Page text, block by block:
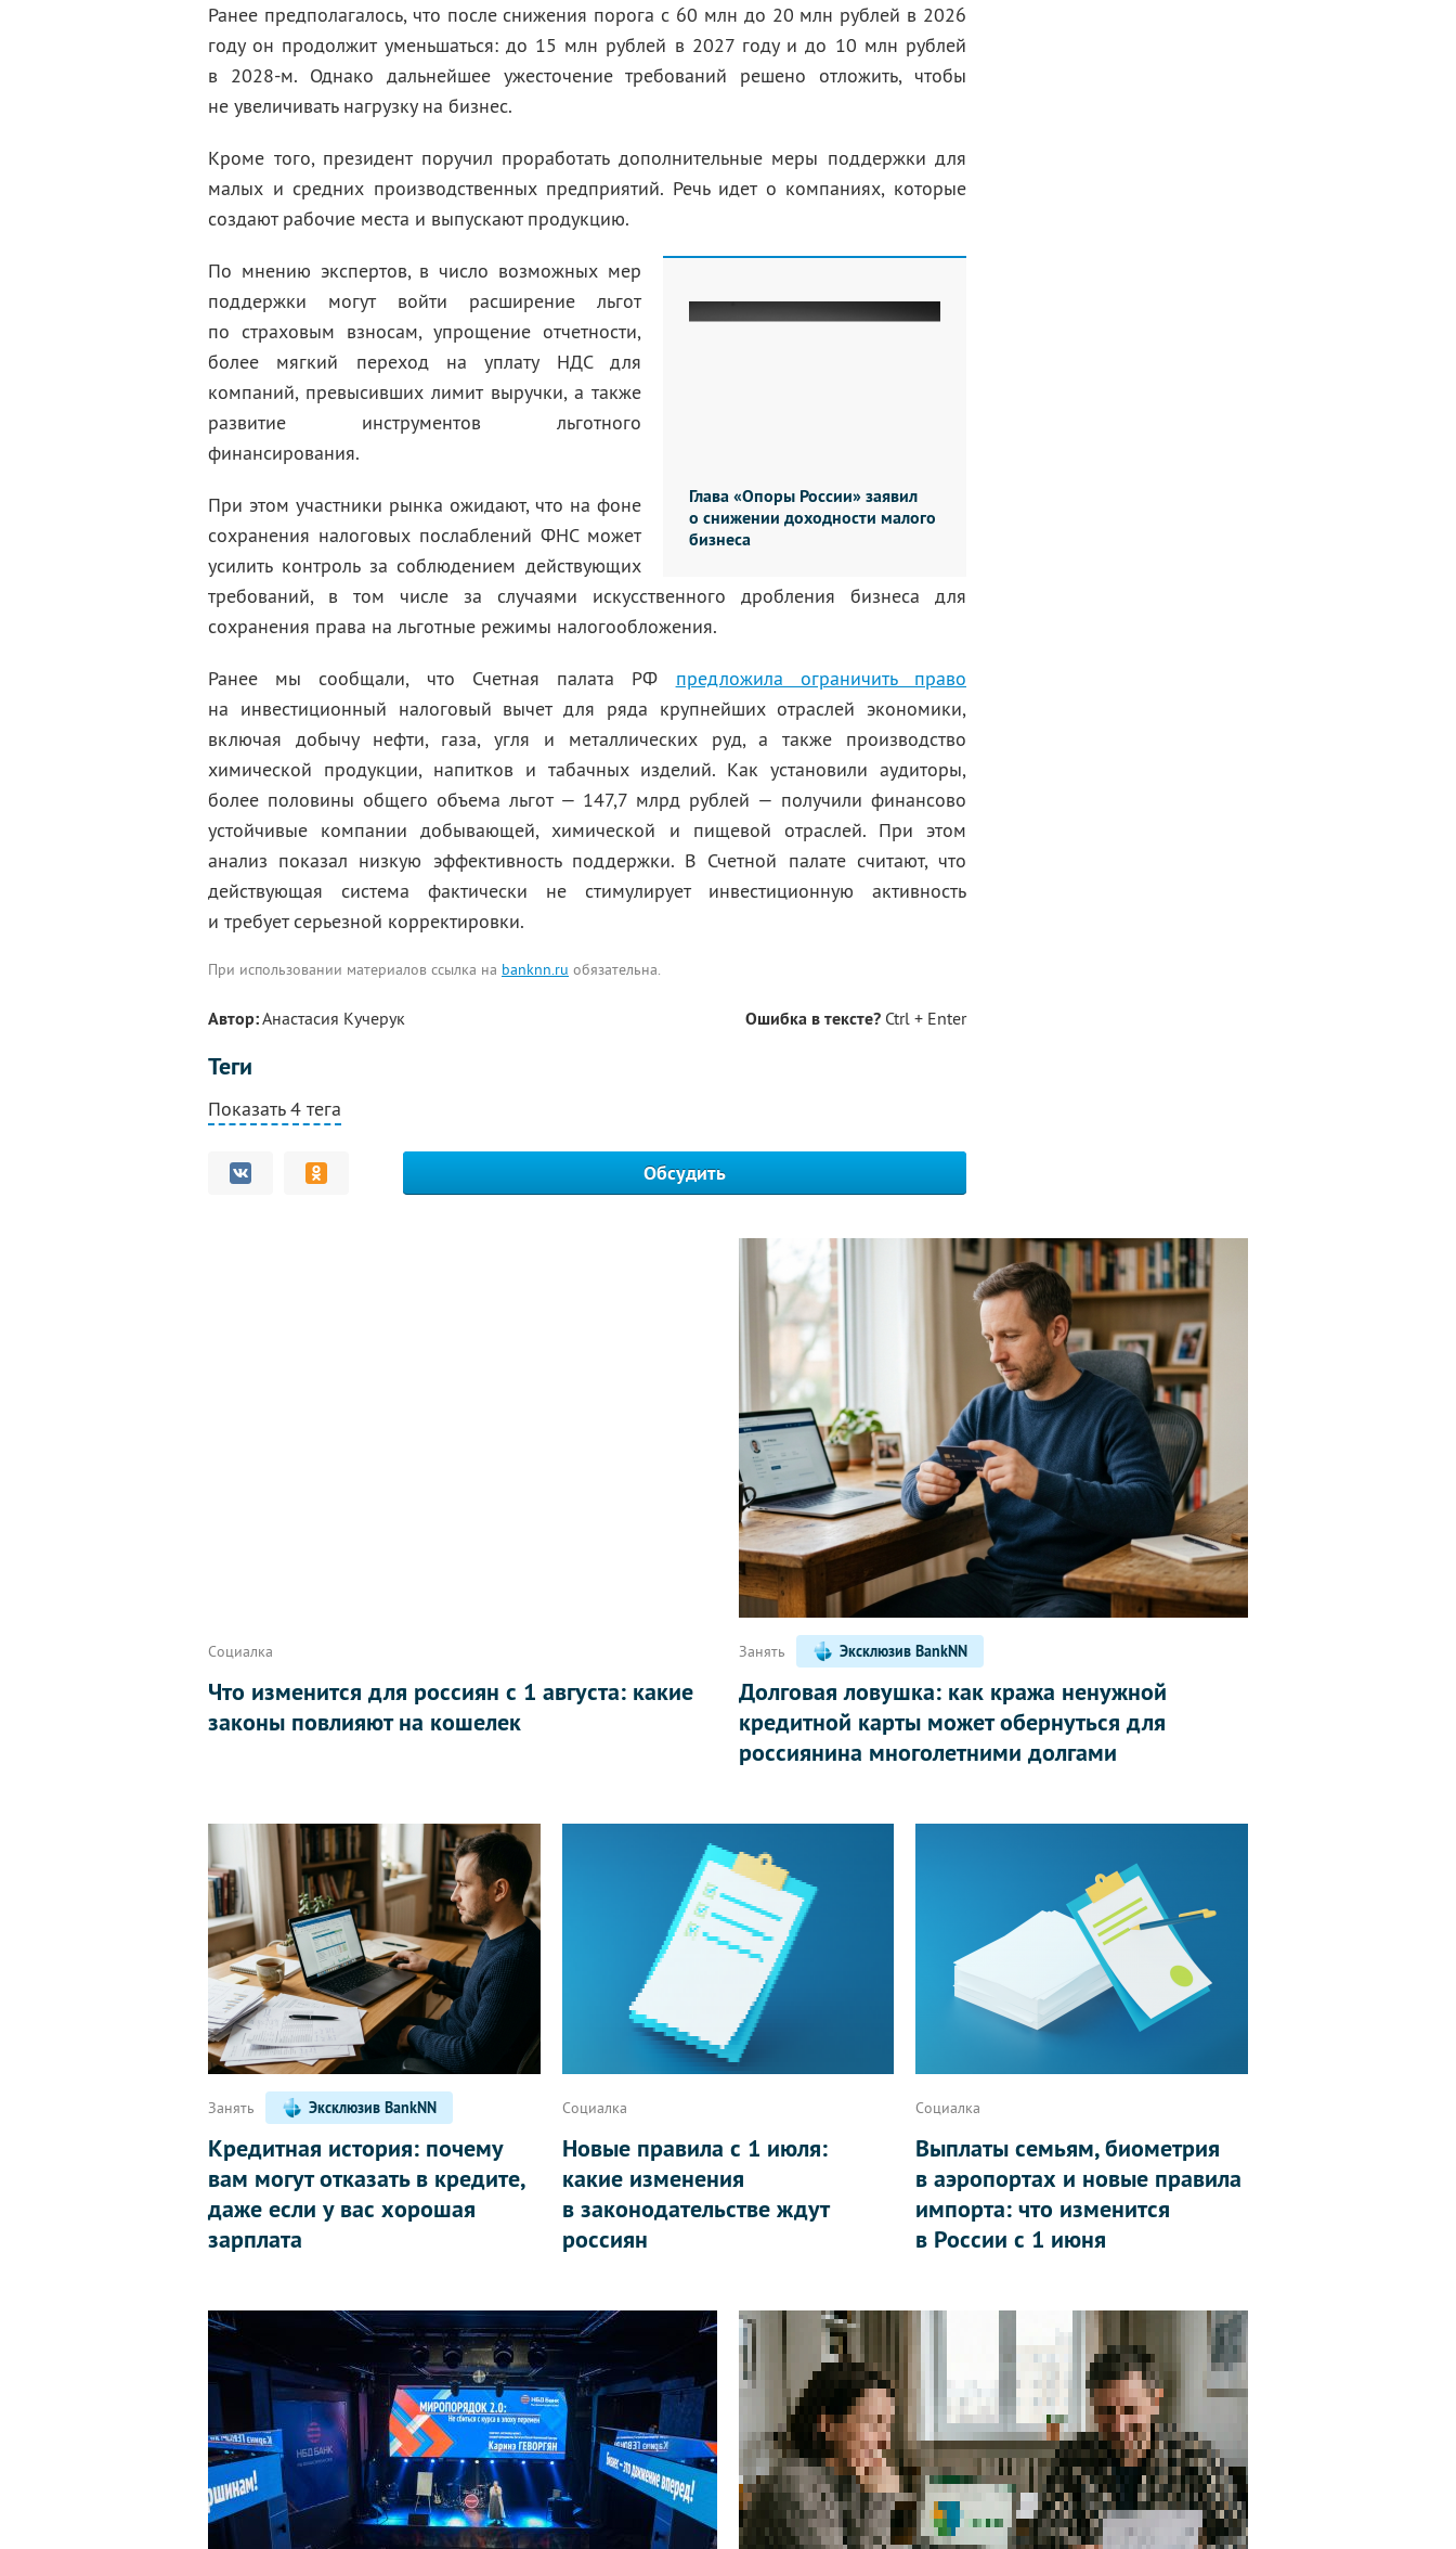
Ранее предполагалось, что после снижения порога с 60 млн до 20 млн рублей в 2026
году он продолжит уменьшаться: до 15 млн рублей в 2027 году и до 10 млн рублей
в 2028-м. Однако дальнейшее ужесточение требований решено отложить, чтобы
не увеличивать нагрузку на бизнес.
Кроме того, президент поручил проработать дополнительные меры поддержки для
малых и средних производственных предприятий. Речь идет о компаниях, которые
создают рабочие места и выпускают продукцию.
Глава «Опоры России» заявил
о снижении доходности малого
бизнеса
По мнению экспертов, в число возможных мер
поддержки могут войти расширение льгот
по страховым взносам, упрощение отчетности,
более мягкий переход на уплату НДС для
компаний, превысивших лимит выручки, а также
развитие инструментов льготного
финансирования.
При этом участники рынка ожидают, что на фоне
сохранения налоговых послаблений ФНС может
усилить контроль за соблюдением действующих
требований, в том числе за случаями искусственного дробления бизнеса для
сохранения права на льготные режимы налогообложения.
Ранее мы сообщали, что Счетная палата РФ предложила ограничить право
на инвестиционный налоговый вычет для ряда крупнейших отраслей экономики,
включая добычу нефти, газа, угля и металлических руд, а также производство
химической продукции, напитков и табачных изделий. Как установили аудиторы,
более половины общего объема льгот — 147,7 млрд рублей — получили финансово
устойчивые компании добывающей, химической и пищевой отраслей. При этом
анализ показал низкую эффективность поддержки. В Счетной палате считают, что
действующая система фактически не стимулирует инвестиционную активность
и требует серьезной корректировки.
При использовании материалов ссылка на banknn.ru обязательна.
Автор:Анастасия Кучерук Ошибка в тексте? Ctrl + Enter
Теги
Показать 4 тега
Обсудить
Социалка
Что изменится для россиян с 1 августа: какие
законы повлияют на кошелек
Занять Эксклюзив BankNN
Долговая ловушка: как кража ненужной
кредитной карты может обернуться для
россиянина многолетними долгами
Занять Эксклюзив BankNN
Кредитная история: почему
вам могут отказать в кредите,
даже если у вас хорошая
зарплата
Социалка
Новые правила с 1 июля:
какие изменения
в законодательстве ждут
россиян
Социалка
Выплаты семьям, биометрия
в аэропортах и новые правила
импорта: что изменится
в России с 1 июня